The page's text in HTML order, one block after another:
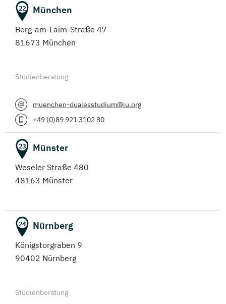
22 München
Berg-am-Laim-Straße 47
81673 München
Studienberatung
muenchen-dualesstudium@iu.org
+49 (0)89 921 3102 80
23 Münster
Weseler Straße 480
48163 Münster
24 Nürnberg
Königstorgraben 9
90402 Nürnberg
Studienberatung